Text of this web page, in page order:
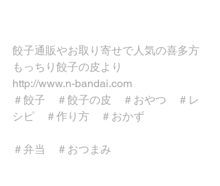
餃子通販やお取り寄せで人気の喜多方
もっちり餃子の皮より
http://www.n-bandai.com
＃餃子　＃餃子の皮　＃おやつ　＃レ
シピ　＃作り方　＃おかず
＃弁当　＃おつまみ